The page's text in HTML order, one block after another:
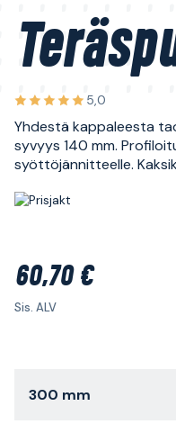
5,0
Yhdestä kappaleesta
syvyys 140 mm.
syöttöjännitteelle.
60,70 €
Sis. ALV
300 mm